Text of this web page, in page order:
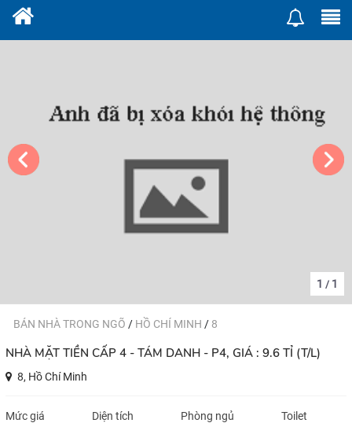
1 / 1
BÁN NHÀ TRONG NGÕ / HỒ CHÍ MINH / 8
NHÀ MẶT TIỀN CẤP 4 - TÁM DANH - P4, GIÁ : 9.6 TỈ (T/L)
8, Hồ Chí Minh
Mức giá Diện tích Phòng ngủ Toilet